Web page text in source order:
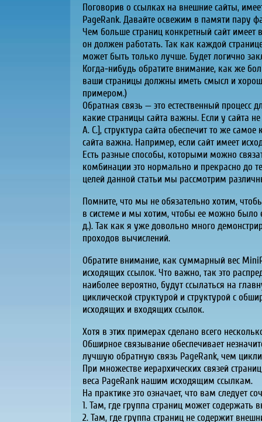
Поговорив о ссылках на внешние сайты,
PageRank. Давайте освежим в памяти пару
Чем больше страниц конкретный сайт
он должен работать. Так как каждой
может быть только лучше. Будет логично
Когда-нибудь обратите внимание, как же
ваши страницы должны иметь смысл и
примером.)
Обратная связь — это естественный процесс
какие страницы сайта важны. Если у сайта
А. С.], структура сайта обеспечит то же
сайта важна. Например, если сайт имеет
Есть разные способы, которыми можно
комбинации это нормально и прекрасно до
целей данной статьи мы рассмотрим
Помните, что мы не обязательно хотим,
в системе и мы хотим, чтобы ее можно было
д.). Так как я уже довольно много
проходов вычислений.
Обратите внимание, как суммарный вес
исходящих ссылок. Что важно, так это
наиболее вероятно, будут ссылаться на
циклической структурой и структурой с
исходящих и входящих ссылок.
Хотя в этих примерах сделано всего
Обширное связывание обеспечивает
лучшую обратную связь PageRank, чем
При множестве иерархических связей
веса PageRank нашим исходящим ссылкам.
На практике это означает, что вам следует
1. Там, где группа страниц может содержать
2. Там, где группа страниц не содержит